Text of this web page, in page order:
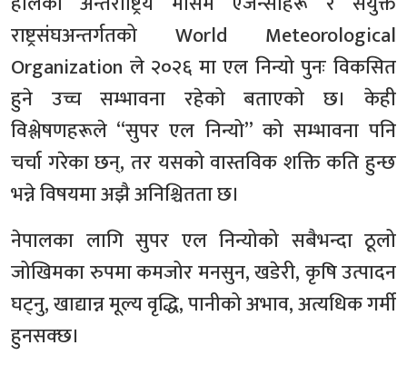
राष्ट्रसंघअन्तर्गतको World Meteorological
Organization ले २०२६ मा एल निन्यो पुनः विकसित
हुने उच्च सम्भावना रहेको बताएको छ। केही
विश्लेषणहरूले “सुपर एल निन्यो” को सम्भावना पनि
चर्चा गरेका छन्, तर यसको वास्तविक शक्ति कति हुन्छ
भन्ने विषयमा अझै अनिश्चितता छ।
नेपालका लागि सुपर एल निन्योको सबैभन्दा ठूलो
जोखिमका रुपमा कमजोर मनसुन, खडेरी, कृषि उत्पादन
घट्नु, खाद्यान्न मूल्य वृद्धि, पानीको अभाव, अत्यधिक गर्मी
हुनसक्छ।